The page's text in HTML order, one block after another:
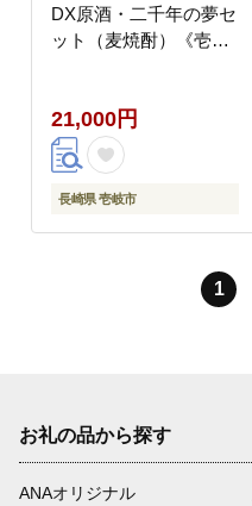
DX原酒・二千年の夢セ
ット（麦焼酎）《壱岐
21,000円
長崎県 壱岐市
1
お礼の品から探す
ANAオリジナル